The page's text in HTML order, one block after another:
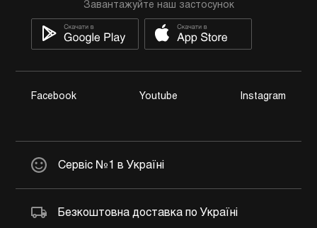
Завантажуйте наш застосунок
Facebook Youtube Instagram
Сервіс №1 в Україні
Безкоштовна доставка по Україні